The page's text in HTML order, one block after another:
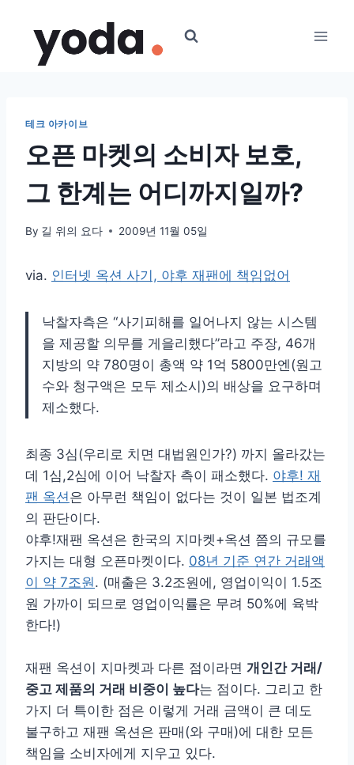
content
테크 아카이브
오픈 마켓의 소비자 보호,
그 한계는 어디까지일까?
By 길 위의 요다 2009년 11월 05일
via. 인터넷 옥션 사기, 야후 재팬에 책임없어
낙찰자측은 “사기피해를 일어나지 않는 시스템
을 제공할 의무를 게을리했다”라고 주장, 46개
지방의 약 780명이 총액 약 1억 5800만엔(원고
수와 청구액은 모두 제소시)의 배상을 요구하며
제소했다.
최종 3심(우리로 치면 대법원인가?) 까지 올라갔는
데 1심,2심에 이어 낙찰자 측이 패소했다. 야후! 재
팬 옥션은 아무런 책임이 없다는 것이 일본 법조계
의 판단이다.
야후!재팬 옥션은 한국의 지마켓+옥션 쯤의 규모를
가지는 대형 오픈마켓이다. 08년 기준 연간 거래액
이 약 7조원. (매출은 3.2조원에, 영업이익이 1.5조
원 가까이 되므로 영업이익률은 무려 50%에 육박
한다!)
재팬 옥션이 지마켓과 다른 점이라면 개인간 거래/
중고 제품의 거래 비중이 높다는 점이다. 그리고 한
가지 더 특이한 점은 이렇게 거래 금액이 큰 데도
불구하고 재팬 옥션은 판매(와 구매)에 대한 모든
책임을 소비자에게 지우고 있다.